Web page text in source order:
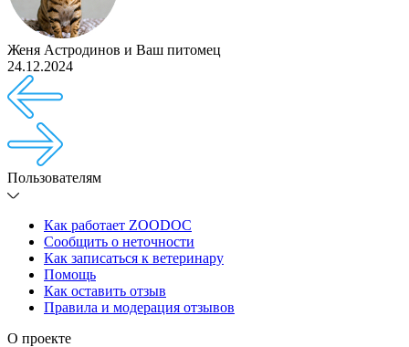
Женя Астродинов и Ваш питомец
24.12.2024
Пользователям
Как работает ZOODOC
Сообщить о неточности
Как записаться к ветеринару
Помощь
Как оставить отзыв
Правила и модерация отзывов
О проекте